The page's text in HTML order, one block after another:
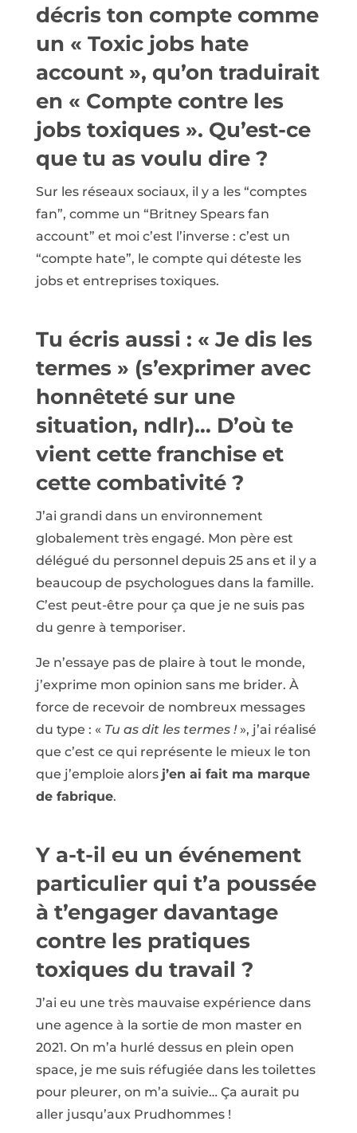
décris ton compte comme
un « Toxic jobs hate
account », qu’on traduirait
en « Compte contre les
jobs toxiques ». Qu’est-ce
que tu as voulu dire ?
Sur les réseaux sociaux, il y a les “comptes
fan”, comme un “Britney Spears fan
account” et moi c’est l’inverse : c’est un
“compte hate”, le compte qui déteste les
jobs et entreprises toxiques.
Tu écris aussi : « Je dis les
termes » (s’exprimer avec
honnêteté sur une
situation, ndlr)… D’où te
vient cette franchise et
cette combativité ?
J’ai grandi dans un environnement
globalement très engagé. Mon père est
délégué du personnel depuis 25 ans et il y a
beaucoup de psychologues dans la famille.
C’est peut-être pour ça que je ne suis pas
du genre à temporiser.
Je n’essaye pas de plaire à tout le monde,
j’exprime mon opinion sans me brider. À
force de recevoir de nombreux messages
du type : « Tu as dit les termes !», j’ai réalisé
que c’est ce qui représente le mieux le ton
que j’emploie alors j’en ai fait ma marque
de fabrique.
Y a-t-il eu un événement
particulier qui t’a poussée
à t’engager davantage
contre les pratiques
toxiques du travail ?
J’ai eu une très mauvaise expérience dans
une agence à la sortie de mon master en
2021. On m’a hurlé dessus en plein open
space, je me suis réfugiée dans les toilettes
pour pleurer, on m’a suivie… Ça aurait pu
aller jusqu’aux Prudhommes !